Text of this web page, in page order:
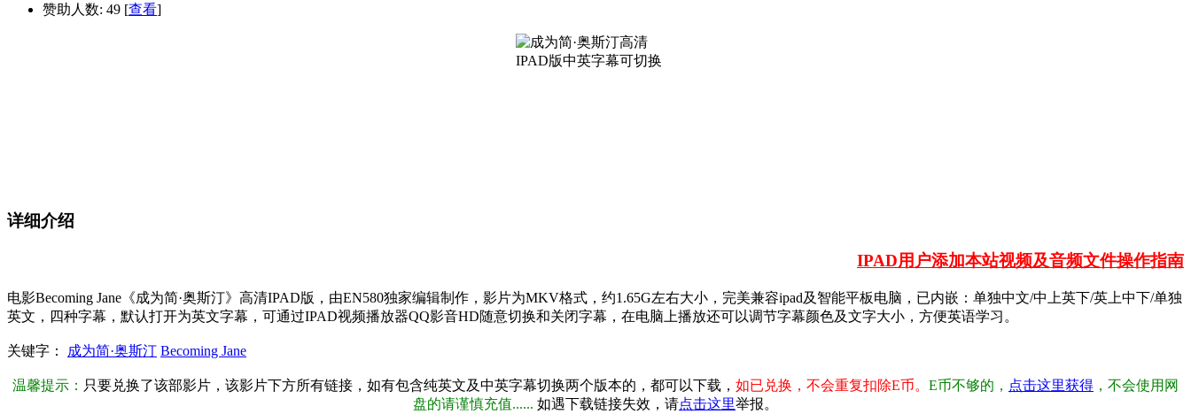
赞助人数: 49 [查看]
详细介绍
IPAD用户添加本站视频及音频文件操作指南
电影Becoming Jane《成为简·奥斯汀》高清IPAD版，由EN580独家编辑制作，影片为MKV格式，约1.65G左右大小，完美兼容ipad及智能平板电脑，已内嵌：单独中文/中上英下/英上中下/单独
英文，四种字幕，默认打开为英文字幕，可通过IPAD视频播放器QQ影音HD随意切换和关闭字幕，在电脑上播放还可以调节字幕颜色及文字大小，方便英语学习。
关键字： 成为简·奥斯汀 Becoming Jane
温馨提示： 只要兑换了该部影片，该影片下方所有链接，如有包含纯英文及中英字幕切换两个版本的，都可以下载， 如已兑换，不会重复扣除E币。 E币不够的， 点击这里获得 ，不会使用网
盘的请谨慎充值...... 如遇下载链接失效，请点击这里举报。